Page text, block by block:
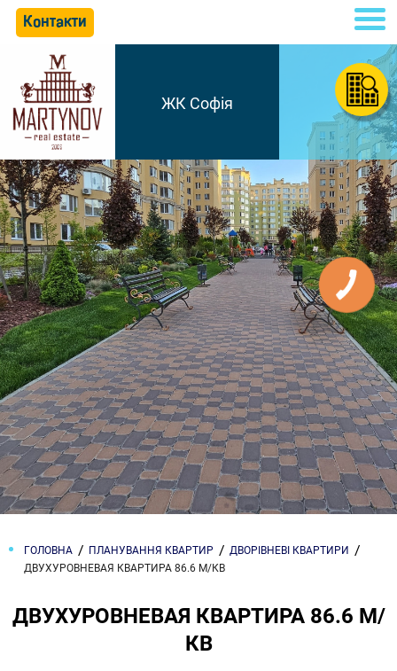
Контакти
ЖК Софія
ГОЛОВНА ПЛАНУВАННЯ КВАРТИР
ДВОРІВНЕВІ КВАРТИРИ
ДВУХУРОВНЕВАЯ КВАРТИРА 86.6 М/КВ
ДВУХУРОВНЕВАЯ КВАРТИРА 86.6 М/
КВ